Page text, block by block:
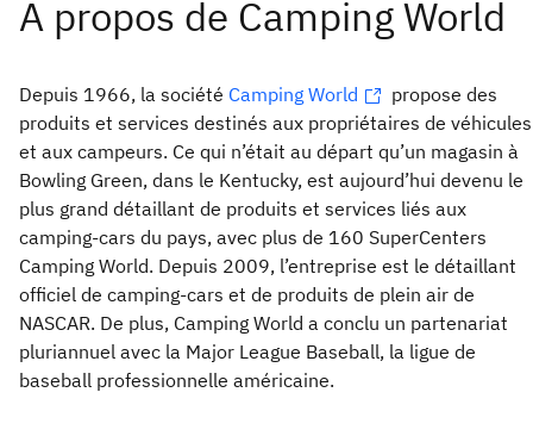
Depuis 1966, la société Camping World
propose des
produits et services destinés aux propriétaires de véhicules
et aux campeurs. Ce qui n’était au départ qu’un magasin à
Bowling Green, dans le Kentucky, est aujourd’hui devenu le
plus grand détaillant de produits et services liés aux
camping-cars du pays, avec plus de 160 SuperCenters
Camping World. Depuis 2009, l’entreprise est le détaillant
officiel de camping-cars et de produits de plein air de
NASCAR. De plus, Camping World a conclu un partenariat
pluriannuel avec la Major League Baseball, la ligue de
baseball professionnelle américaine.